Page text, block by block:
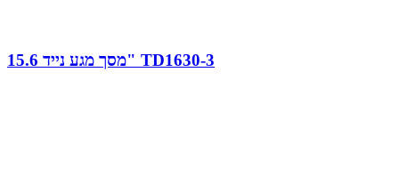
מסך מגע נייד 15.6" TD1630-3